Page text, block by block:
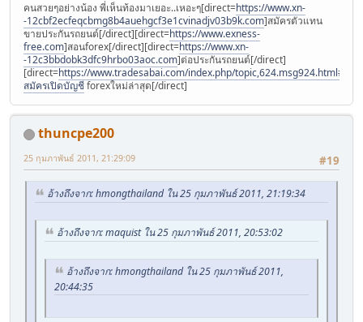
คนสวยๆอย่างน้อง พี่เห็นท้องมาเยอะ..เหอะๆ[direct=https://www.xn-
-12cbf2ecfeqcbmg8b4auehgcf3e1cvinadjv03b9k.com]สมัครตัวแทน
ขายประกันรถยนต์[/direct][direct=https://www.exness-
free.com]สอนforex[/direct][direct=https://www.xn-
-12c3bbdobk3dfc9hrbo03aoc.com]ต่อประกันรถยนต์[/direct]
[direct=https://www.tradesabai.com/index.php/
สมัครเปิดบัญชีforexใหม่ล่าสุด[/direct]
thuncpe200
#19
25 กุมภาพันธ์ 2011, 21:29:09
อ้างถึงจาก: hmongthailand ใน 25 กุมภาพันธ์ 2011, 21:19:34
อ้างถึงจาก: maquist ใน 25 กุมภาพันธ์ 2011, 20:53:02
อ้างถึงจาก: hmongthailand ใน 25 กุมภาพันธ์ 2011,
20:44:35